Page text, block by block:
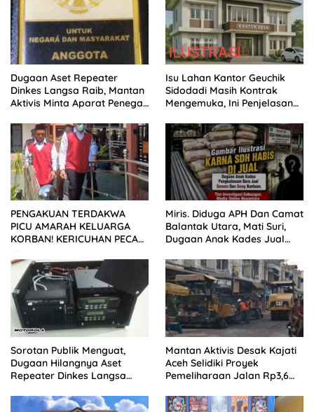
Dugaan Aset Repeater
Dinkes Langsa Raib, Mantan
Aktivis Minta Aparat Penegak
Isu Lahan Kantor Geuchik
Sidodadi Masih Kontrak
Mengemuka, Ini Penjelasan
PENGAKUAN TERDAKWA
PICU AMARAH KELUARGA
KORBAN! KERICUHAN PECAH
DITUNDA
Miris. Diduga APH Dan Camat
Balantak Utara, Mati Suri,
Dugaan Anak Kades Jual
Sorotan Publik Menguat,
Dugaan Hilangnya Aset
Repeater Dinkes Langsa
Mantan Aktivis Desak Kajati
Aceh Selidiki Proyek
Pemeliharaan Jalan Rp3,6